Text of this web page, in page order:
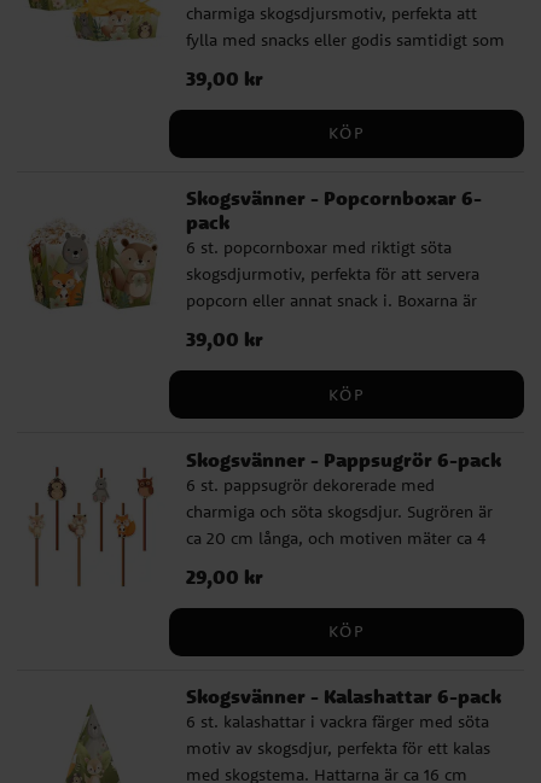
charmiga skogsdjursmotiv, perfekta att
fylla med snacks eller godis samtidigt som
de är dekorativa. Boxarna är tillverkade av
papp och har en storlek på 15 x 10 x 7,5
Pris:39,00 kr
39,00 kr
KÖP
Skogsvänner - Popcornboxar 6-
pack
6 st. popcornboxar med riktigt söta
skogsdjurmotiv, perfekta för att servera
popcorn eller annat snack i. Boxarna är
tillverkade av papp och är 15 x 8,5 cm
stora.
Pris:39,00 kr
39,00 kr
KÖP
Skogsvänner - Pappsugrör 6-pack
6 st. pappsugrör dekorerade med
charmiga och söta skogsdjur. Sugrören är
ca 20 cm långa, och motiven mäter ca 4
Pris:29,00 kr
29,00 kr
KÖP
Skogsvänner - Kalashattar 6-pack
6 st. kalashattar i vackra färger med söta
motiv av skogsdjur, perfekta för ett kalas
med skogstema. Hattarna är ca 16 cm